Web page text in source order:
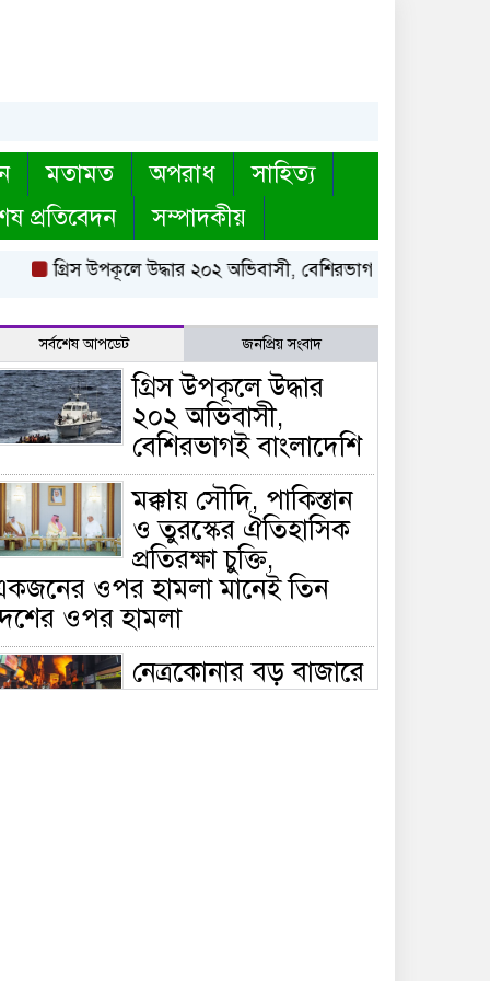
মতামত অপরাধ
সাহিত্য
প্রতিবেদন সম্পাদকীয়
গ্রিস উপকূলে উদ্ধার ২০২ অভিবাসী, বেশিরভাগই বাংলাদেশি
সর্বশেষ আপডেট জনপ্রিয় সংবাদ
গ্রিস উপকূলে উদ্ধার
২০২ অভিবাসী,
বেশিরভাগই বাংলাদেশি
মক্কায় সৌদি, পাকিস্তান
ও তুরস্কের ঐতিহাসিক
প্রতিরক্ষা চুক্তি,
ওপর হামলা মানেই তিন
ওপর হামলা
নেত্রকোনার বড় বাজারে
ভয়াবহ আগুন, পুড়ছে ৫